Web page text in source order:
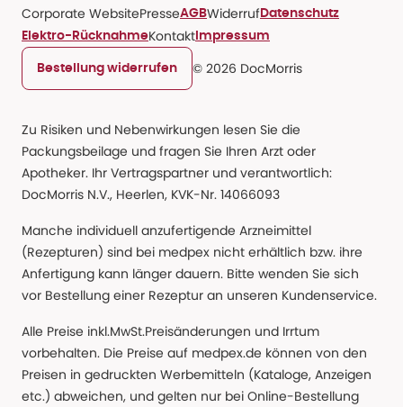
Corporate WebsitePresseAGBWiderruf Datenschutz
Elektro-RücknahmeKontakt Impressum
Bestellung widerrufen © 2026 DocMorris
Zu Risiken und Nebenwirkungen lesen Sie die
Packungsbeilage und fragen Sie Ihren Arzt oder
Apotheker. Ihr Vertragspartner und verantwortlich:
DocMorris N.V., Heerlen, KVK-Nr. 14066093
Manche individuell anzufertigende Arzneimittel
(Rezepturen) sind bei medpex nicht erhältlich bzw. ihre
Anfertigung kann länger dauern. Bitte wenden Sie sich
vor Bestellung einer Rezeptur an unseren Kundenservice.
Alle Preise inkl.MwSt.Preisänderungen und Irrtum
vorbehalten. Die Preise auf medpex.de können von den
Preisen in gedruckten Werbemitteln (Kataloge, Anzeigen
etc.) abweichen, und gelten nur bei Online-Bestellung